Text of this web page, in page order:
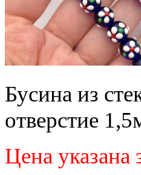
Бусина из
отверстие
Цена указана